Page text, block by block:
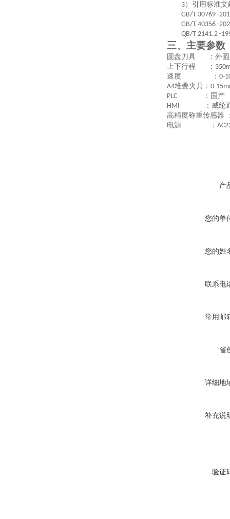
3）引用标准文
GB/T 30769 -
GB/T 40356 -
QB/T 2141.2 -
三、主要参数
圆盘刀具
：外
上下行程
：
速度
： 0-
A4堆叠夹具： 0-
PLC
：国产
HMI
：威纶
高精度称重传感器
电源
：
产
您的单
您的姓
联系电
常用邮
省
详细地
补充说
验证